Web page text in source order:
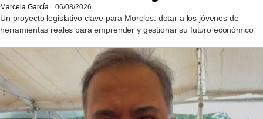
Marcela García 06/08/2026
Un proyecto legislativo clave para Morelos: dotar a los jóvenes de
herramientas reales para emprender y gestionar su futuro económico